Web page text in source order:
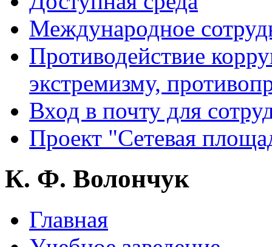
Международное
Противодействие
экстремизму,
Вход в почту для
Проект "Сетевая
К. Ф. Волончук
Главная